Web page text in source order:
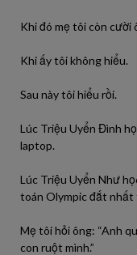
Khi đó mẹ tôi còn cười
Khi ấy tôi không hiểu.
Sau này tôi hiểu rồi.
Lúc Triệu Uyển Đình
laptop.
Lúc Triệu Uyển Như
toán Olympic đắt nhất
Mẹ tôi hỏi ông: “Anh
con ruột mình.”